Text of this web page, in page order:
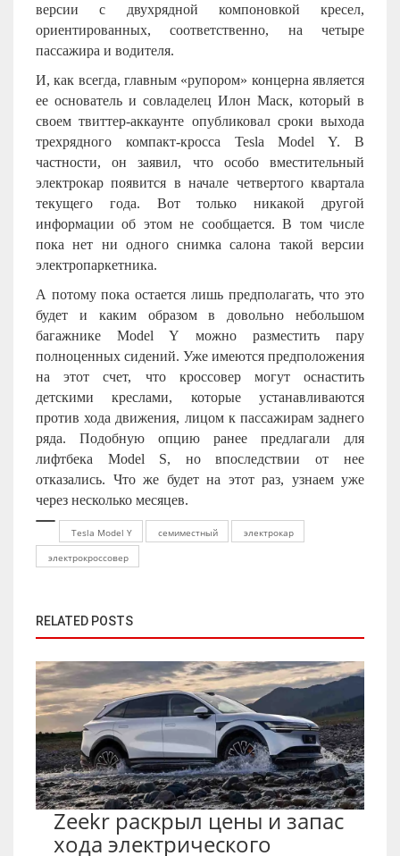
версии с двухрядной компоновкой кресел,
ориентированных, соответственно, на четыре
пассажира и водителя.
И, как всегда, главным «рупором» концерна является
ее основатель и совладелец Илон Маск, который в
своем твиттер-аккаунте опубликовал сроки выхода
трехрядного компакт-кросса Tesla Model Y. В
частности, он заявил, что особо вместительный
электрокар появится в начале четвертого квартала
текущего года. Вот только никакой другой
информации об этом не сообщается. В том числе
пока нет ни одного снимка салона такой версии
электропаркетника.
А потому пока остается лишь предполагать, что это
будет и каким образом в довольно небольшом
багажникеModel Y
можно разместить пару
полноценных сидений. Уже имеются предположения
на этот счет, что кроссовер могут оснастить
детскими креслами, которые устанавливаются
против хода движения, лицом к пассажирам заднего
ряда. Подобную опцию ранее предлагали для
лифтбека Model S, но впоследствии от нее
отказались. Что же будет на этот раз, узнаем уже
через несколько месяцев.
Tesla Model Y семиместный
электрокар
электрокроссовер
RELATED POSTS
Zeekr раскрыл цены и запас
хода электрического